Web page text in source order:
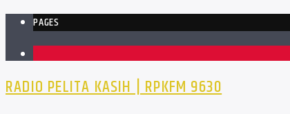
PAGES
RADIO PELITA KASIH | RPKFM 9630